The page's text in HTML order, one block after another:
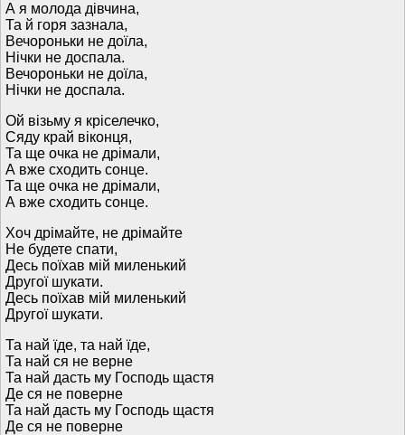
А я молода дівчина,
Та й горя зазнала,
Вечороньки не доїла,
Нічки не доспала.
Вечороньки не доїла,
Нічки не доспала.
Ой візьму я кріселечко,
Сяду край віконця,
Та ще очка не дрімали,
А вже сходить сонце.
Та ще очка не дрімали,
А вже сходить сонце.
Хоч дрімайте, не дрімайте
Не будете спати,
Десь поїхав мій миленький
Другої шукати.
Десь поїхав мій миленький
Другої шукати.
Та най їде, та най їде,
Та най ся не верне
Та най дасть му Господь щастя
Де ся не поверне
Та най дасть му Господь щастя
Де ся не поверне